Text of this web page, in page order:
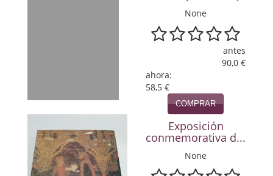
Revistas
Sobre Madrid
None
antes
90,0 €
ahora:
58,5 €
COMPRAR
Exposición
conmemorativa d...
None